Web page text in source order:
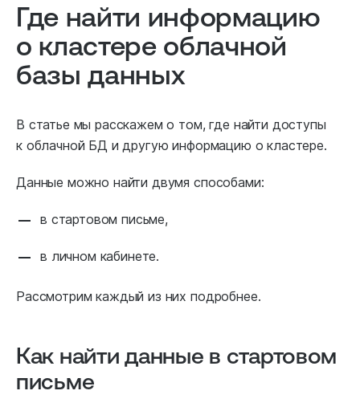
Где найти информацию
о кластере облачной
базы данных
В статье мы расскажем о том, где найти доступы
к облачной БД и другую информацию о кластере.
Данные можно найти двумя способами:
в стартовом письме,
в личном кабинете.
Рассмотрим каждый из них подробнее.
Как найти данные в стартовом
письме